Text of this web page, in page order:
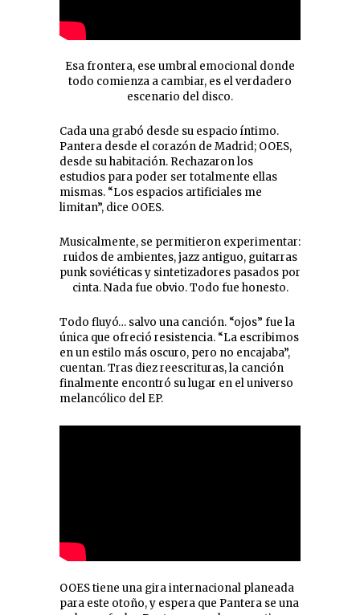
Esa frontera, ese umbral emocional donde
todo comienza a cambiar, es el verdadero
escenario del disco.
Cada una grabó desde su espacio íntimo.
Pantera desde el corazón de Madrid; OOES,
desde su habitación. Rechazaron los
estudios para poder ser totalmente ellas
mismas. “Los espacios artificiales me
limitan”, dice OOES.
Musicalmente, se permitieron experimentar:
ruidos de ambientes, jazz antiguo, guitarras
punk soviéticas y sintetizadores pasados por
cinta. Nada fue obvio. Todo fue honesto.
Todo fluyó… salvo una canción. “ojos” fue la
única que ofreció resistencia. “La escribimos
en un estilo más oscuro, pero no encajaba”,
cuentan. Tras diez reescrituras, la canción
finalmente encontró su lugar en el universo
melancólico del EP.
OOES tiene una gira internacional planeada
para este otoño, y espera que Pantera se una